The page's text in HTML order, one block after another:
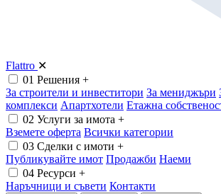
Flattro ✕
01 Решения +
За строители и инвеститори За мениджъри
комплекси Апартхотели Етажна
02 Услуги за имота +
Вземете оферта Всички категории
03 Сделки с имоти +
Публикувайте имот Продажби Наеми
04 Ресурси +
Наръчници и съвети Контакти